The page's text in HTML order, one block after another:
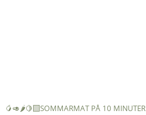
🥭🥑🌶️🍋‍🟩SOMMARMAT PÅ 10 MINUTER